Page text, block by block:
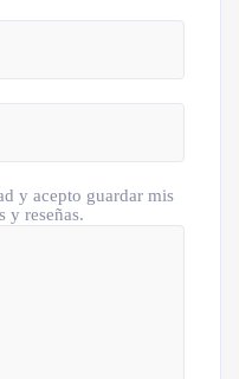
y acepto guardar mis
y reseñas.